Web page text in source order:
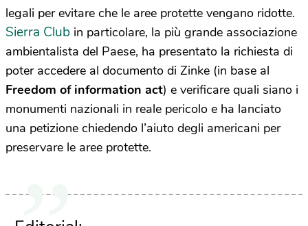
legali per evitare che le aree protette vengano ridotte.
Sierra Club in particolare, la più grande associazione
ambientalista del Paese, ha presentato la richiesta di
poter accedere al documento di Zinke (in base al
Freedom of information act) e verificare quali siano i
monumenti nazionali in reale pericolo e ha lanciato
una petizione chiedendo l’aiuto degli americani per
preservare le aree protette.